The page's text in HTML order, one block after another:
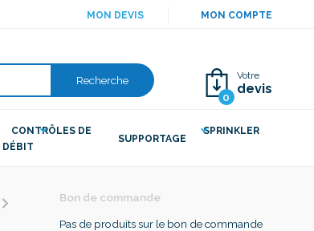
MON DEVIS MON COMPTE
Recherche
0
Votre
devis
CONTRÔLES DE
DÉBIT
SUPPORTAGE
SPRINKLER
Bon de commande
Pas de produits sur le bon de commande